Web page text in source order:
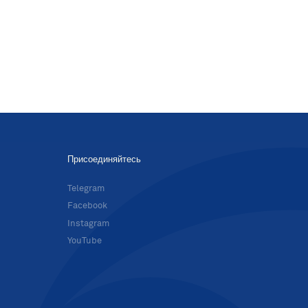
Присоединяйтесь
Telegram
Facebook
Instagram
YouTube